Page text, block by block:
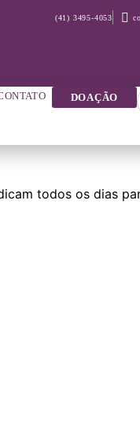
(41) 3495-4053
DOAÇÃO
todos os dias